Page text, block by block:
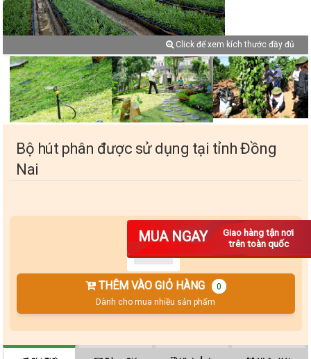
Click để xem kích thước đầy đủ
Bộ hút phân được sử dụng tại tỉnh Đồng
Nai
MUA NGAY
Giao hàng tận nơi
trên toàn quốc
THÊM VÀO GIỎ HÀNG
0
Dành cho mua nhiều sản phẩm